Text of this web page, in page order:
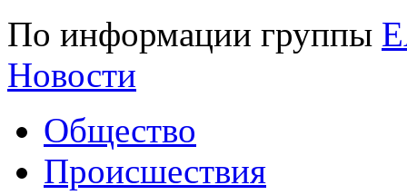
По информации группы
Новости
Общество
Происшествия